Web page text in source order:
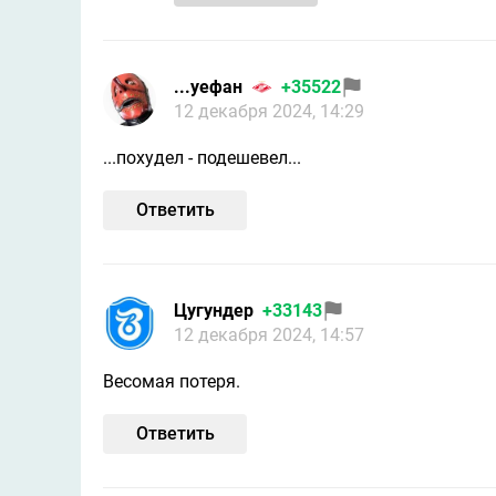
...уефан
+35522
12 декабря 2024, 14:29
...похудел - подешевел...
Ответить
Цугундeр +33143
12 декабря 2024, 14:57
Весомая потеря.
Ответить